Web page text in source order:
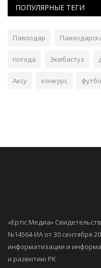
ПОПУЛЯРНЫЕ ТЕГИ
Павлодар
погода Экибастуз
Аксу конкурс
«Ертiс Медиа»
№14564-ИА от 30 сентября
информатизации и
и развитию РК